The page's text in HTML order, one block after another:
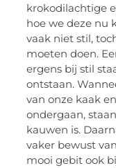
krokodilachtige
hoe we deze nu
vaak niet stil,
moeten doen.
ergens bij stil
ontstaan.
van onze kaak
ondergaan,
kauwen is.
vaker bewust
mooi gebit ook